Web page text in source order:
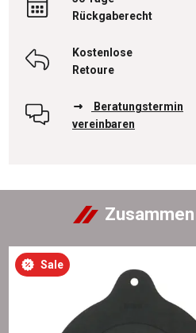
Rückgaberecht
Kostenlose
Retoure
Beratungstermin
vereinbaren
Sale